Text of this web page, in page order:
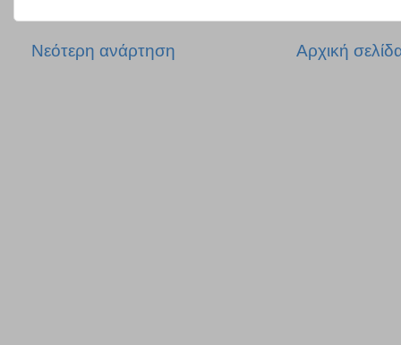
Νεότερη ανάρτηση Αρχική